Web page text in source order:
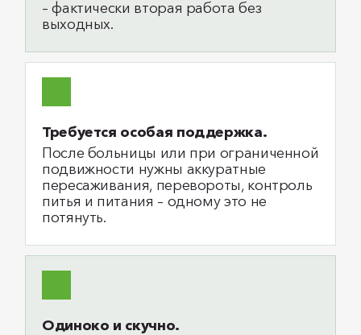
– фактически вторая работа без
выходных.
Требуется особая поддержка.
После больницы или при ограниченной
подвижности нужны аккуратные
пересаживания, перевороты, контроль
питья и питания – одному это не
потянуть.
Одиноко и скучно.